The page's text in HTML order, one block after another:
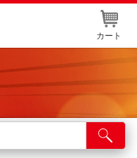
カート